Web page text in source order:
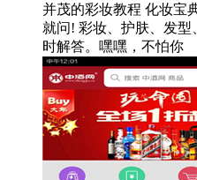
并茂的彩妆教程 化妆宝
就问! 彩妆、护肤、发
时解答。嘿嘿，不怕你